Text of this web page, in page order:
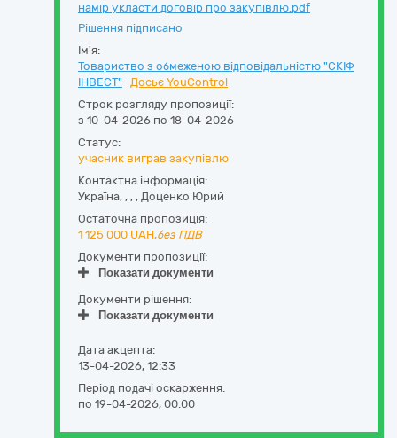
намір укласти договір про закупівлю.pdf
Рішення підписано
Ім'я:
Товариство з обмеженою відповідальністю "СКІФ
ІНВЕСТ"
Досьє YouControl
Строк розгляду пропозиції:
з 10-04-2026 по 18-04-2026
Статус:
учасник виграв закупівлю
Контактна інформація:
Україна, , , , Доценко Юрий
Остаточна пропозиція:
1 125 000 UAH,без ПДВ
Документи пропозиції:
Показати документи
Документи рішення:
Показати документи
Дата акцепта:
13-04-2026, 12:33
Період подачі оскарження:
по 19-04-2026, 00:00